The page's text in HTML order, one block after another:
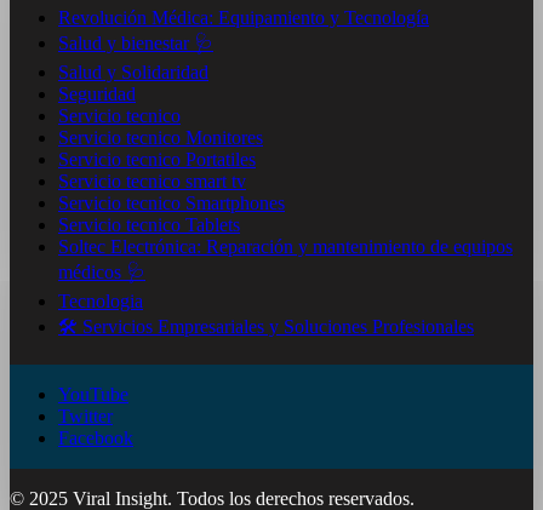
Revolución Médica: Equipamiento y Tecnología
Salud y bienestar 🩺
Salud y Solidaridad
Seguridad
Servicio tecnico
Servicio tecnico Monitores
Servicio tecnico Portatiles
Servicio tecnico smart tv
Servicio tecnico Smartphones
Servicio tecnico Tablets
Soltec Electrónica: Reparación y mantenimiento de equipos
médicos 🩺
Tecnologia
🛠️ Servicios Empresariales y Soluciones Profesionales
YouTube
Twitter
Facebook
© 2025 Viral Insight. Todos los derechos reservados.